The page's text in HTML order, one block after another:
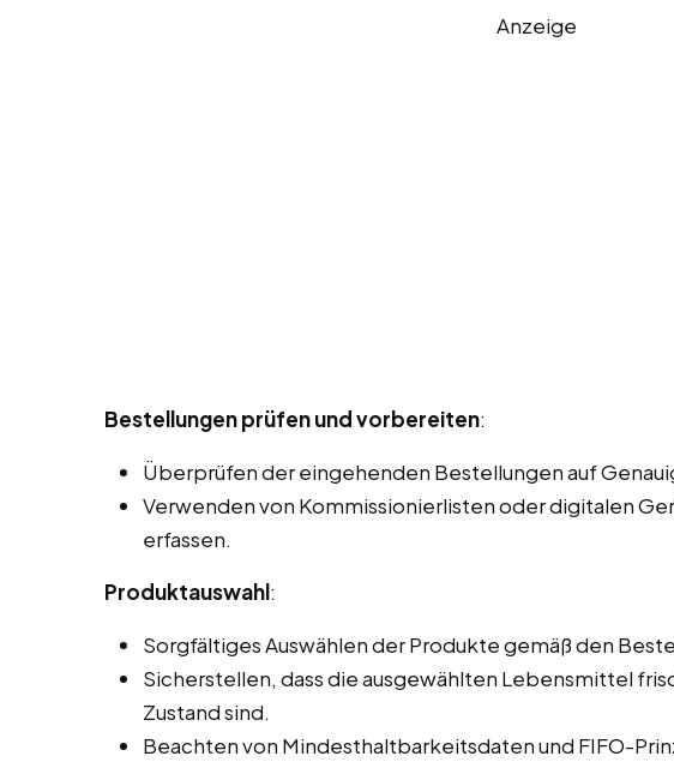
Anzeige
Bestellungen prüfen und vorbereiten:
Überprüfen der eingehenden Bestellungen auf
Verwenden von Kommissionierlisten oder digitalen
erfassen.
Produktauswahl:
Sorgfältiges Auswählen der Produkte gemäß den
Sicherstellen, dass die ausgewählten Lebensmittel
Zustand sind.
Beachten von Mindesthaltbarkeitsdaten und FIFO-